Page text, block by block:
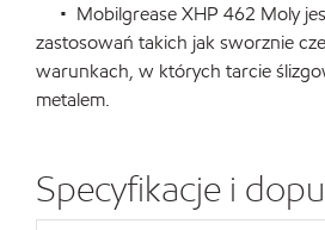
• Mobilgrease XHP 462 Moly
zastosowań takich jak sworznie
warunkach, w których tarcie
metalem.
Specyfikacje i